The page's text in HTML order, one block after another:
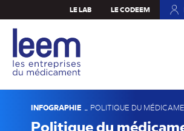
au
contenu
principal
LE LAB LE CODEEM
INFOGRAPHIE - POLITIQUE DU
Politique du